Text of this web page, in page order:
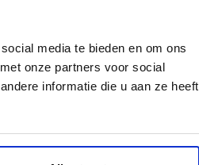
media te bieden en om ons
onze partners voor social
informatie die u aan ze heeft